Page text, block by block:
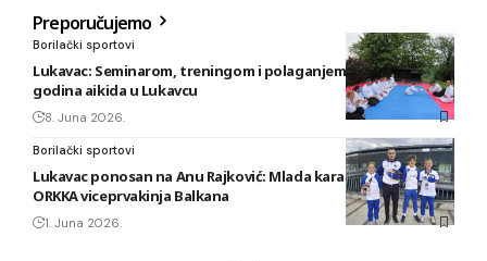
Preporučujemo
Borilački sportovi
Lukavac: Seminarom, treningom i polaganjem obilježeno 20
godina aikida u Lukavcu
8. Juna 2026.
Borilački sportovi
Lukavac ponosan na Anu Rajković: Mlada karatistkinja KBS
ORKKA viceprvakinja Balkana
1. Juna 2026.